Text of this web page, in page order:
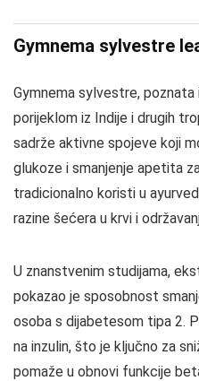
Gymnema sylvestre
Gymnema sylvestre, poznata
porijeklom iz Indije i drugih
sadrže aktivne spojeve koji
glukoze i smanjenje apetita
tradicionalno koristi u
razine šećera u krvi i
U znanstvenim studijama,
pokazao je sposobnost
osoba s dijabetesom tipa 2.
na inzulin, što je ključno za
pomaže u obnovi funkcije